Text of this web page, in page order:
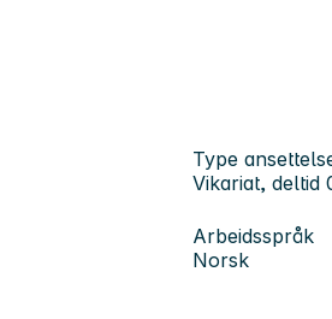
Type
Vikariat, deltid
Arbeidsspråk
Norsk